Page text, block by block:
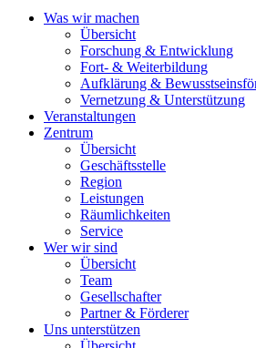
Was wir machen
Übersicht
Forschung & Entwicklung
Fort- & Weiterbildung
Aufklärung &
Vernetzung & Unterstützung
Veranstaltungen
Zentrum
Übersicht
Geschäftsstelle
Region
Leistungen
Räumlichkeiten
Service
Wer wir sind
Übersicht
Team
Gesellschafter
Partner & Förderer
Uns unterstützen